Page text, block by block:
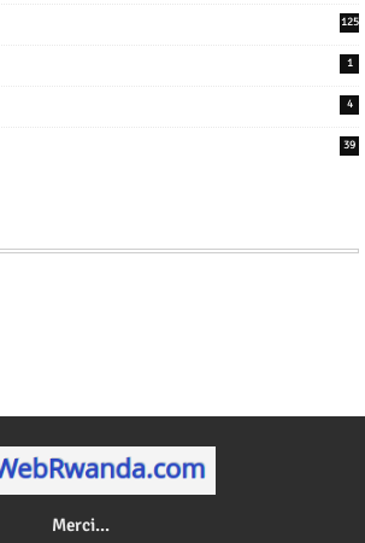
125
1
4
39
Merci...